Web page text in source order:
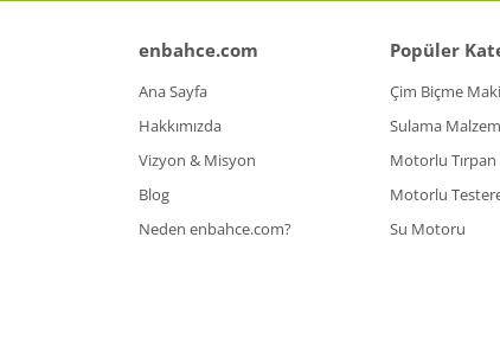
enbahce.com
Ana Sayfa
Hakkımızda
Vizyon & Misyon
Blog
Neden enbahce.com?
Popüler
Çim Biçme
Sulama
Motorlu Tırpan
Motorlu
Su Motoru